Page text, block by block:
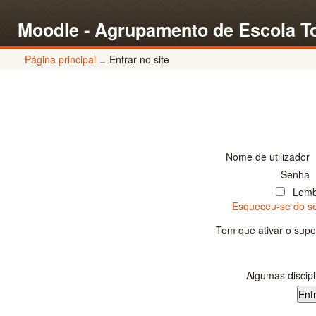
Moodle - Agrupamento de Escola
Página principal → Entrar no site
Nome de utilizador
Senha
Esqueceu-se do
Tem que ativar o
Algumas